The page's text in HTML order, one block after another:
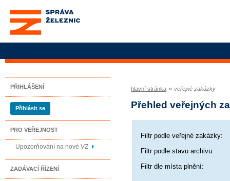
Správa železnic, státní
organizace
PŘIHLÁŠENÍ
Přihlásit se
PRO VEŘEJNOST
Upozorňování na nové VZ
ZADÁVACÍ ŘÍZENÍ
hlavní stránka » veřejné zakázky
Přehled veřejných
Filtr podle veřejné zakázky:
Filtr podle stavu archivu:
Filtr dle místa plnění: